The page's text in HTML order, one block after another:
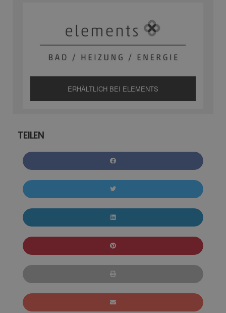
ERHÄLTLICH BEI ELEMENTS
TEILEN